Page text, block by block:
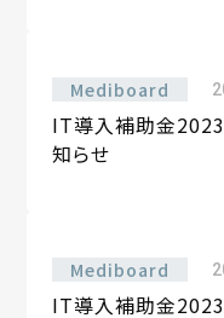
Mediboard
IT導入補助金
知らせ
Mediboard
IT導入補助金